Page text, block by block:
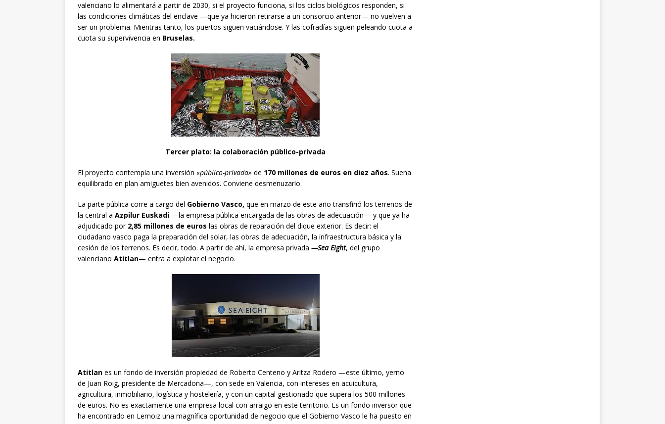
valenciano lo alimentará a partir de 2030, si el proyecto funciona, si los ciclos biológicos responden, si
las condiciones climáticas del enclave —que ya hicieron retirarse a un consorcio anterior— no vuelven a
ser un problema. Mientras tanto, los puertos siguen vaciándose. Y las cofradías siguen peleando cuota a
cuota su supervivencia en Bruselas.
Tercer plato: la colaboración público-privada
El proyecto contempla una inversión «público-privada» de 170 millones de euros en diez años. Suena
equilibrado en plan amiguetes bien avenidos. Conviene desmenuzarlo.
La parte pública corre a cargo del Gobierno Vasco, que en marzo de este año transfirió los terrenos de
la central a Azpilur Euskadi —la empresa pública encargada de las obras de adecuación— y que ya ha
adjudicado por 2,85 millones de euros las obras de reparación del dique exterior. Es decir: el
ciudadano vasco paga la preparación del solar, las obras de adecuación, la infraestructura básica y la
cesión de los terrenos. Es decir, todo. A partir de ahí, la empresa privada —Sea Eight, del grupo
valenciano Atitlan— entra a explotar el negocio.
Atitlan es un fondo de inversión propiedad de Roberto Centeno y Aritza Rodero —este último, yerno
de Juan Roig, presidente de Mercadona—, con sede en Valencia, con intereses en acuicultura,
agricultura, inmobiliario, logística y hostelería, y con un capital gestionado que supera los 500 millones
de euros. No es exactamente una empresa local con arraigo en este territorio. Es un fondo inversor que
ha encontrado en Lemoiz una magnífica oportunidad de negocio que el Gobierno Vasco le ha puesto en